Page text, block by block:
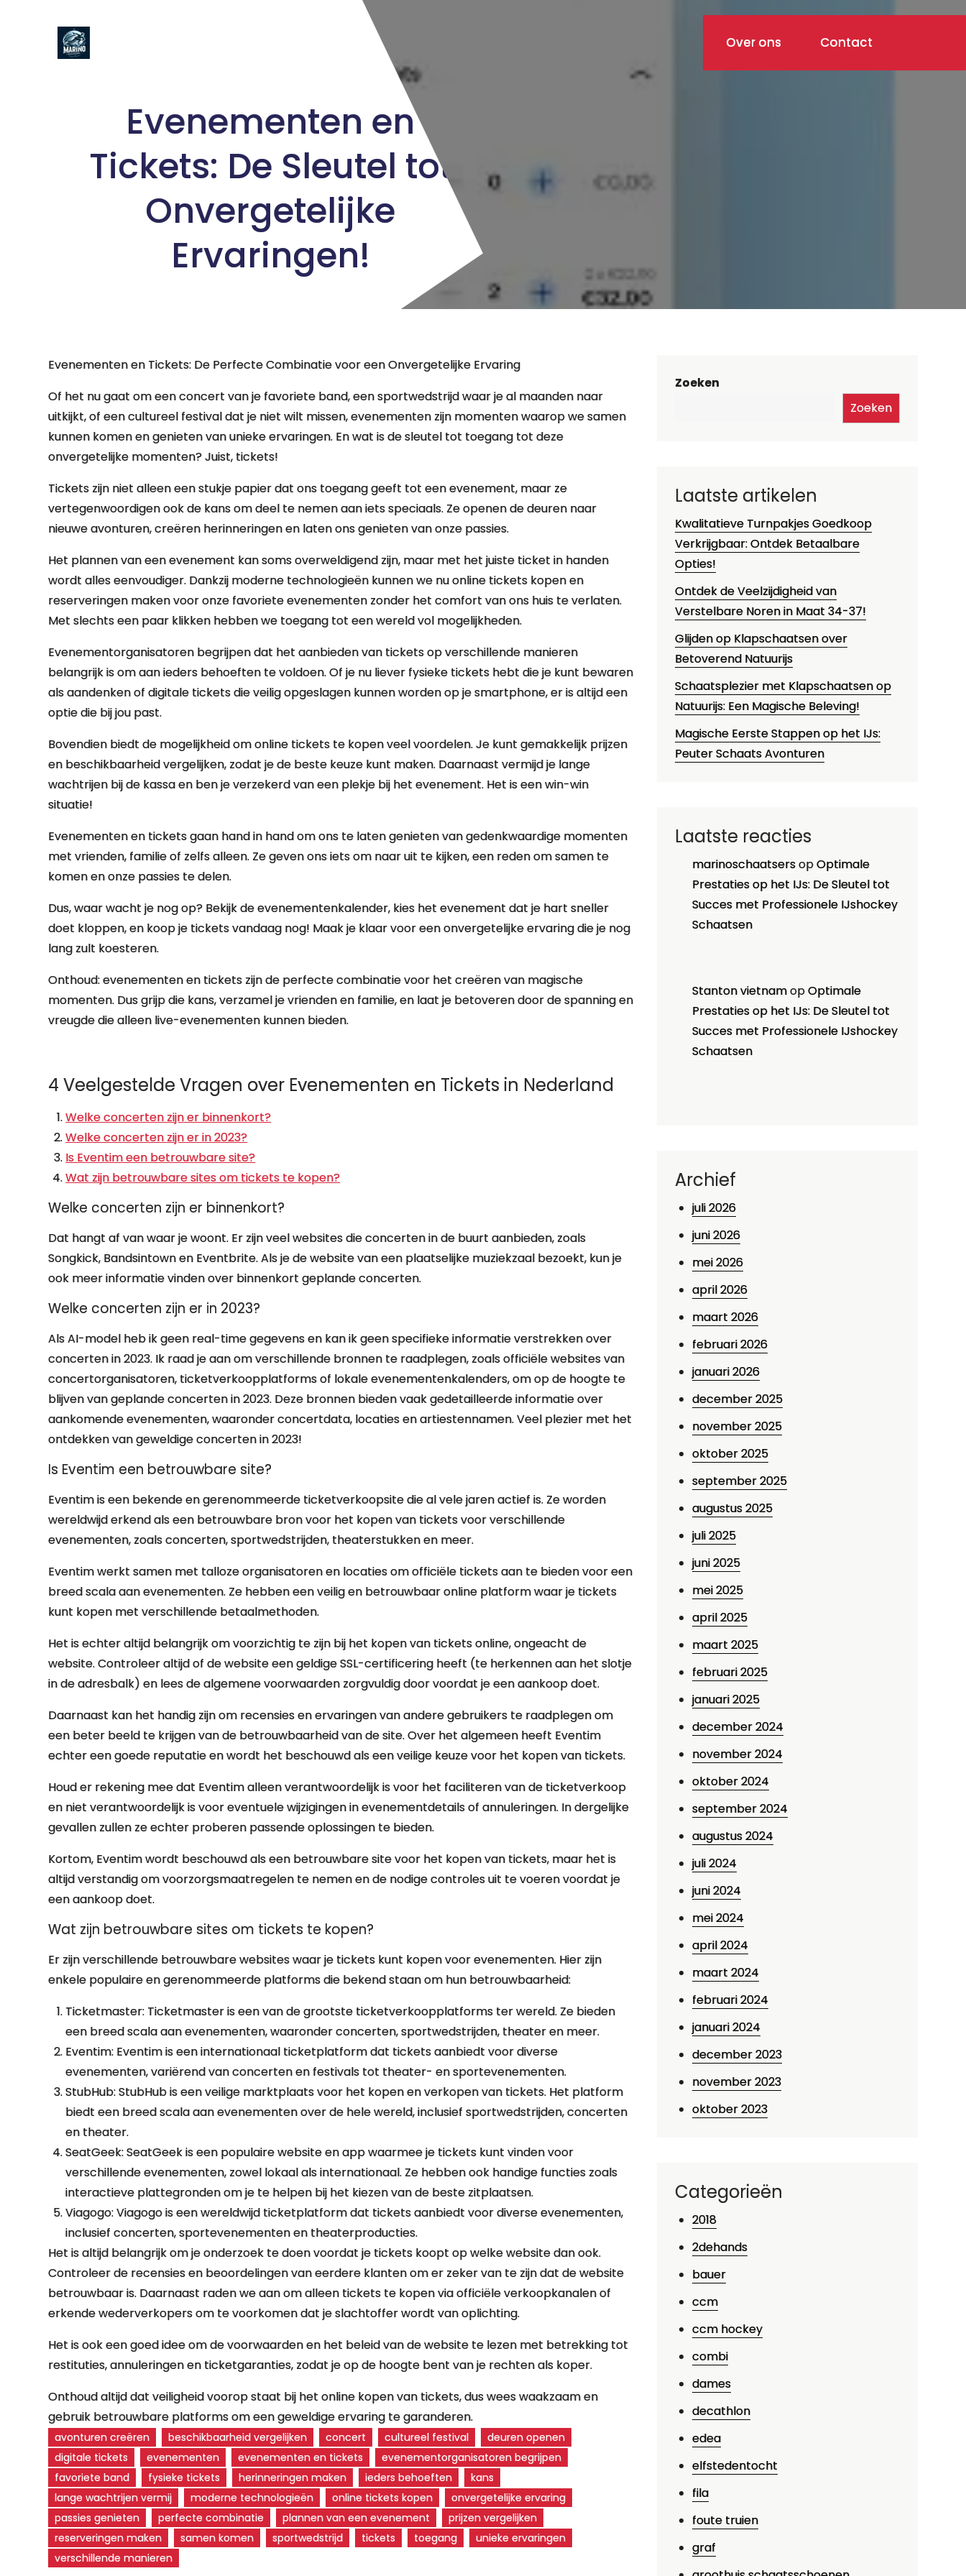
Over ons Contact
Evenementen en
Tickets: De Sleutel tot
Onvergetelijke
Ervaringen!
Evenementen en Tickets: De Perfecte Combinatie voor een Onvergetelijke Ervaring
Of het nu gaat om een concert van je favoriete band, een sportwedstrijd waar je al maanden naar
uitkijkt, of een cultureel festival dat je niet wilt missen, evenementen zijn momenten waarop we samen
kunnen komen en genieten van unieke ervaringen. En wat is de sleutel tot toegang tot deze
onvergetelijke momenten? Juist, tickets!
Tickets zijn niet alleen een stukje papier dat ons toegang geeft tot een evenement, maar ze
vertegenwoordigen ook de kans om deel te nemen aan iets speciaals. Ze openen de deuren naar
nieuwe avonturen, creëren herinneringen en laten ons genieten van onze passies.
Het plannen van een evenement kan soms overweldigend zijn, maar met het juiste ticket in handen
wordt alles eenvoudiger. Dankzij moderne technologieën kunnen we nu online tickets kopen en
reserveringen maken voor onze favoriete evenementen zonder het comfort van ons huis te verlaten.
Met slechts een paar klikken hebben we toegang tot een wereld vol mogelijkheden.
Evenementorganisatoren begrijpen dat het aanbieden van tickets op verschillende manieren
belangrijk is om aan ieders behoeften te voldoen. Of je nu liever fysieke tickets hebt die je kunt bewaren
als aandenken of digitale tickets die veilig opgeslagen kunnen worden op je smartphone, er is altijd een
optie die bij jou past.
Bovendien biedt de mogelijkheid om online tickets te kopen veel voordelen. Je kunt gemakkelijk prijzen
en beschikbaarheid vergelijken, zodat je de beste keuze kunt maken. Daarnaast vermijd je lange
wachtrijen bij de kassa en ben je verzekerd van een plekje bij het evenement. Het is een win-win
situatie!
Evenementen en tickets gaan hand in hand om ons te laten genieten van gedenkwaardige momenten
met vrienden, familie of zelfs alleen. Ze geven ons iets om naar uit te kijken, een reden om samen te
komen en onze passies te delen.
Dus, waar wacht je nog op? Bekijk de evenementenkalender, kies het evenement dat je hart sneller
doet kloppen, en koop je tickets vandaag nog! Maak je klaar voor een onvergetelijke ervaring die je nog
lang zult koesteren.
Onthoud: evenementen en tickets zijn de perfecte combinatie voor het creëren van magische
momenten. Dus grijp die kans, verzamel je vrienden en familie, en laat je betoveren door de spanning en
vreugde die alleen live-evenementen kunnen bieden.
4 Veelgestelde Vragen over Evenementen en Tickets in Nederland
Welke concerten zijn er binnenkort?
Welke concerten zijn er in 2023?
Is Eventim een betrouwbare site?
Wat zijn betrouwbare sites om tickets te kopen?
Welke concerten zijn er binnenkort?
Dat hangt af van waar je woont. Er zijn veel websites die concerten in de buurt aanbieden, zoals
Songkick, Bandsintown en Eventbrite. Als je de website van een plaatselijke muziekzaal bezoekt, kun je
ook meer informatie vinden over binnenkort geplande concerten.
Welke concerten zijn er in 2023?
Als AI-model heb ik geen real-time gegevens en kan ik geen specifieke informatie verstrekken over
concerten in 2023. Ik raad je aan om verschillende bronnen te raadplegen, zoals officiële websites van
concertorganisatoren, ticketverkoopplatforms of lokale evenementenkalenders, om op de hoogte te
blijven van geplande concerten in 2023. Deze bronnen bieden vaak gedetailleerde informatie over
aankomende evenementen, waaronder concertdata, locaties en artiestennamen. Veel plezier met het
ontdekken van geweldige concerten in 2023!
Is Eventim een betrouwbare site?
Eventim is een bekende en gerenommeerde ticketverkoopsite die al vele jaren actief is. Ze worden
wereldwijd erkend als een betrouwbare bron voor het kopen van tickets voor verschillende
evenementen, zoals concerten, sportwedstrijden, theaterstukken en meer.
Eventim werkt samen met talloze organisatoren en locaties om officiële tickets aan te bieden voor een
breed scala aan evenementen. Ze hebben een veilig en betrouwbaar online platform waar je tickets
kunt kopen met verschillende betaalmethoden.
Het is echter altijd belangrijk om voorzichtig te zijn bij het kopen van tickets online, ongeacht de
website. Controleer altijd of de website een geldige SSL-certificering heeft (te herkennen aan het slotje
in de adresbalk) en lees de algemene voorwaarden zorgvuldig door voordat je een aankoop doet.
Daarnaast kan het handig zijn om recensies en ervaringen van andere gebruikers te raadplegen om
een beter beeld te krijgen van de betrouwbaarheid van de site. Over het algemeen heeft Eventim
echter een goede reputatie en wordt het beschouwd als een veilige keuze voor het kopen van tickets.
Houd er rekening mee dat Eventim alleen verantwoordelijk is voor het faciliteren van de ticketverkoop
en niet verantwoordelijk is voor eventuele wijzigingen in evenementdetails of annuleringen. In dergelijke
gevallen zullen ze echter proberen passende oplossingen te bieden.
Kortom, Eventim wordt beschouwd als een betrouwbare site voor het kopen van tickets, maar het is
altijd verstandig om voorzorgsmaatregelen te nemen en de nodige controles uit te voeren voordat je
een aankoop doet.
Wat zijn betrouwbare sites om tickets te kopen?
Er zijn verschillende betrouwbare websites waar je tickets kunt kopen voor evenementen. Hier zijn
enkele populaire en gerenommeerde platforms die bekend staan om hun betrouwbaarheid:
Ticketmaster: Ticketmaster is een van de grootste ticketverkoopplatforms ter wereld. Ze bieden
een breed scala aan evenementen, waaronder concerten, sportwedstrijden, theater en meer.
Eventim: Eventim is een internationaal ticketplatform dat tickets aanbiedt voor diverse
evenementen, variërend van concerten en festivals tot theater- en sportevenementen.
StubHub: StubHub is een veilige marktplaats voor het kopen en verkopen van tickets. Het platform
biedt een breed scala aan evenementen over de hele wereld, inclusief sportwedstrijden, concerten
en theater.
SeatGeek: SeatGeek is een populaire website en app waarmee je tickets kunt vinden voor
verschillende evenementen, zowel lokaal als internationaal. Ze hebben ook handige functies zoals
interactieve plattegronden om je te helpen bij het kiezen van de beste zitplaatsen.
Viagogo: Viagogo is een wereldwijd ticketplatform dat tickets aanbiedt voor diverse evenementen,
inclusief concerten, sportevenementen en theaterproducties.
Het is altijd belangrijk om je onderzoek te doen voordat je tickets koopt op welke website dan ook.
Controleer de recensies en beoordelingen van eerdere klanten om er zeker van te zijn dat de website
betrouwbaar is. Daarnaast raden we aan om alleen tickets te kopen via officiële verkoopkanalen of
erkende wederverkopers om te voorkomen dat je slachtoffer wordt van oplichting.
Het is ook een goed idee om de voorwaarden en het beleid van de website te lezen met betrekking tot
restituties, annuleringen en ticketgaranties, zodat je op de hoogte bent van je rechten als koper.
Onthoud altijd dat veiligheid voorop staat bij het online kopen van tickets, dus wees waakzaam en
gebruik betrouwbare platforms om een geweldige ervaring te garanderen.
avonturen creëren beschikbaarheid vergelijken concert cultureel festival
deuren openen
digitale tickets
evenementen evenementen en tickets
evenementorganisatoren begrijpen
favoriete band
fysieke tickets herinneringen maken ieders behoeften
kans
lange wachtrijen vermij
moderne technologieën online tickets kopen
onvergetelijke ervaring
passies genieten
perfecte combinatie plannen van een evenement
prijzen vergelijken
reserveringen maken
samen komen sportwedstrijd tickets toegang
unieke ervaringen
verschillende manieren
Zoeken
Zoeken
Laatste artikelen
Kwalitatieve Turnpakjes Goedkoop
Verkrijgbaar: Ontdek Betaalbare
Opties!
Ontdek de Veelzijdigheid van
Verstelbare Noren in Maat 34-37!
Glijden op Klapschaatsen over
Betoverend Natuurijs
Schaatsplezier met Klapschaatsen op
Natuurijs: Een Magische Beleving!
Magische Eerste Stappen op het IJs:
Peuter Schaats Avonturen
Laatste reacties
marinoschaatsersopOptimale
Prestaties op het IJs: De Sleutel tot
Succes met Professionele IJshockey
Schaatsen
Stanton vietnamopOptimale
Prestaties op het IJs: De Sleutel tot
Succes met Professionele IJshockey
Schaatsen
Archief
juli 2026
juni 2026
mei 2026
april 2026
maart 2026
februari 2026
januari 2026
december 2025
november 2025
oktober 2025
september 2025
augustus 2025
juli 2025
juni 2025
mei 2025
april 2025
maart 2025
februari 2025
januari 2025
december 2024
november 2024
oktober 2024
september 2024
augustus 2024
juli 2024
juni 2024
mei 2024
april 2024
maart 2024
februari 2024
januari 2024
december 2023
november 2023
oktober 2023
Categorieën
2018
2dehands
bauer
ccm
ccm hockey
combi
dames
decathlon
edea
elfstedentocht
fila
foute truien
graf